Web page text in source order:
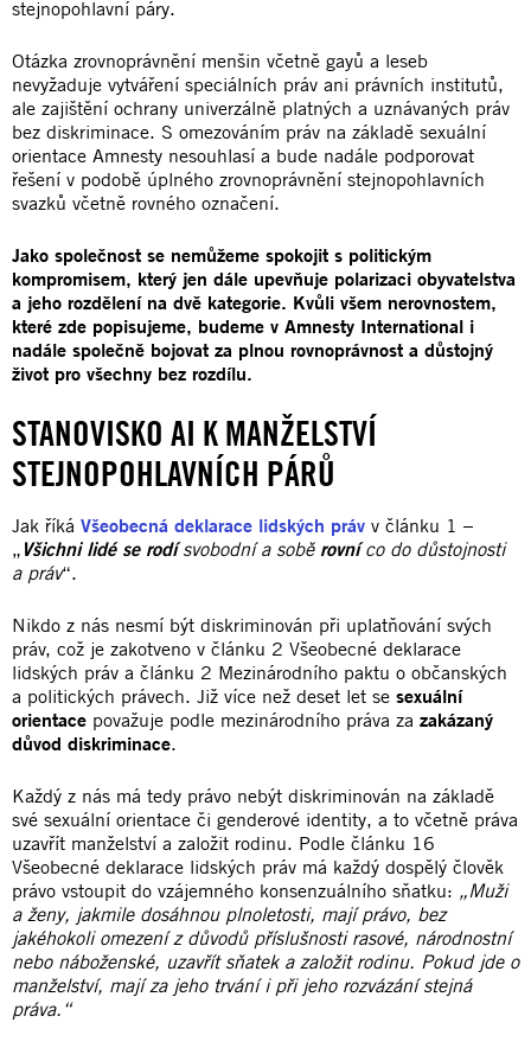
stejnopohlavní páry.
Otázka zrovnoprávnění menšin včetně gayů a leseb
nevyžaduje vytváření speciálních práv ani právních institutů,
ale zajištění ochrany univerzálně platných a uznávaných práv
bez diskriminace. S omezováním práv na základě sexuální
orientace Amnesty nesouhlasí a bude nadále podporovat
řešení v podobě úplného zrovnoprávnění stejnopohlavních
svazků včetně rovného označení.
Jako společnost se nemůžeme spokojit s politickým
kompromisem, který jen dále upevňuje polarizaci obyvatelstva
a jeho rozdělení na dvě kategorie. Kvůli všem nerovnostem,
které zde popisujeme, budeme v Amnesty International i
nadále společně bojovat za plnou rovnoprávnost a důstojný
život pro všechny bez rozdílu.
STANOVISKO AI K MANŽELSTVÍ
STEJNOPOHLAVNÍCH PÁRŮ
Jak říká Všeobecná deklarace lidských práv v článku 1 –
„ Všichni lidé se rodísvobodní a sobě rovníco do důstojnosti
a práv“.
Nikdo z nás nesmí být diskriminován při uplatňování svých
práv, což je zakotveno v článku 2 Všeobecné deklarace
lidských práv a článku 2 Mezinárodního paktu o občanských
a politických právech. Již více než deset let se sexuální
orientace považuje podle mezinárodního práva za zakázaný
důvod diskriminace.
Každý z nás má tedy právo nebýt diskriminován na základě
své sexuální orientace či genderové identity, a to včetně práva
uzavřít manželství a založit rodinu. Podle článku 16
Všeobecné deklarace lidských práv má každý dospělý člověk
právo vstoupit do vzájemného konsenzuálního sňatku: „Muži
a ženy, jakmile dosáhnou plnoletosti, mají právo, bez
jakéhokoli omezení z důvodů příslušnosti rasové, národnostní
nebo náboženské, uzavřít sňatek a založit rodinu. Pokud jde o
manželství, mají za jeho trvání i při jeho rozvázání stejná
práva.“